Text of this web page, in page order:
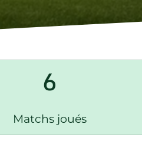
6
Matchs joués